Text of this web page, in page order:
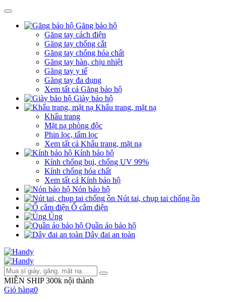
Găng bảo hộ
Găng tay cách điện
Găng tay chống cắt
Găng tay chống hóa chất
Găng tay hàn, chịu nhiệt
Găng tay y tế
Găng tay đa dụng
Xem tất cả Găng bảo hộ
Giày bảo hộ
Khẩu trang, mặt nạ
Khẩu trang
Mặt nạ phòng độc
Phin lọc, tấm lọc
Xem tất cả Khẩu trang, mặt nạ
Kính bảo hộ
Kính chống bụi, chống UV 99%
Kính chống hóa chất
Xem tất cả Kính bảo hộ
Nón bảo hộ
Nút tai, chụp tai chống ồn
Ổ cắm điện
Ủng
Quần áo bảo hộ
Dây đai an toàn
MIỄN SHIP 300k nội thành
Giỏ hàng0